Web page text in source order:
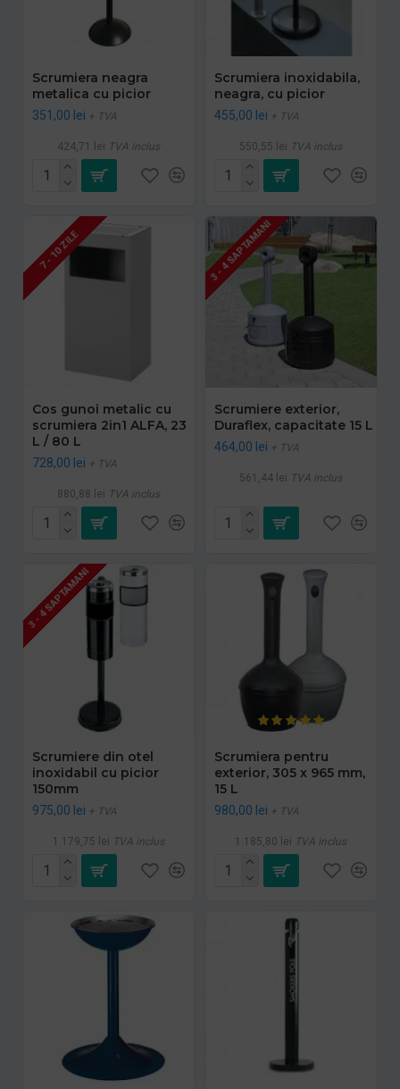
Scrumiera neagra
metalica cu picior
351,00 lei + TVA
424,71 lei TVA inclus
Scrumiera inoxidabila,
neagra, cu picior
455,00 lei + TVA
550,55 lei TVA inclus
7 - 10 ZILE
Cos gunoi metalic cu
scrumiera 2in1 ALFA, 23
L / 80 L
728,00 lei + TVA
880,88 lei TVA inclus
3 - 4 SAPTAMANI
Scrumiere exterior,
Duraflex, capacitate 15 L
464,00 lei + TVA
561,44 lei TVA inclus
3 - 4 SAPTAMANI
Scrumiere din otel
inoxidabil cu picior
150mm
975,00 lei + TVA
1.179,75 lei TVA inclus
Scrumiera pentru
exterior, 305 x 965 mm,
15 L
980,00 lei + TVA
1.185,80 lei TVA inclus